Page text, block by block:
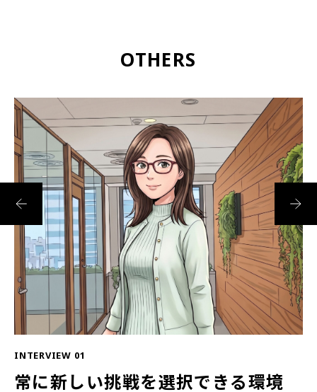
OTHERS
INTERVIEW 01
常に新しい挑戦を選択できる環境